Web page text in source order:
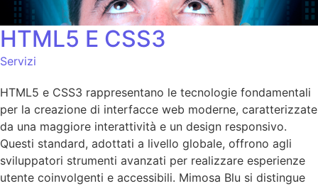
HTML5 E CSS3
Servizi
HTML5 e CSS3 rappresentano le tecnologie fondamentali
per la creazione di interfacce web moderne, caratterizzate
da una maggiore interattività e un design responsivo.
Questi standard, adottati a livello globale, offrono agli
sviluppatori strumenti avanzati per realizzare esperienze
utente coinvolgenti e accessibili. Mimosa Blu si distingue